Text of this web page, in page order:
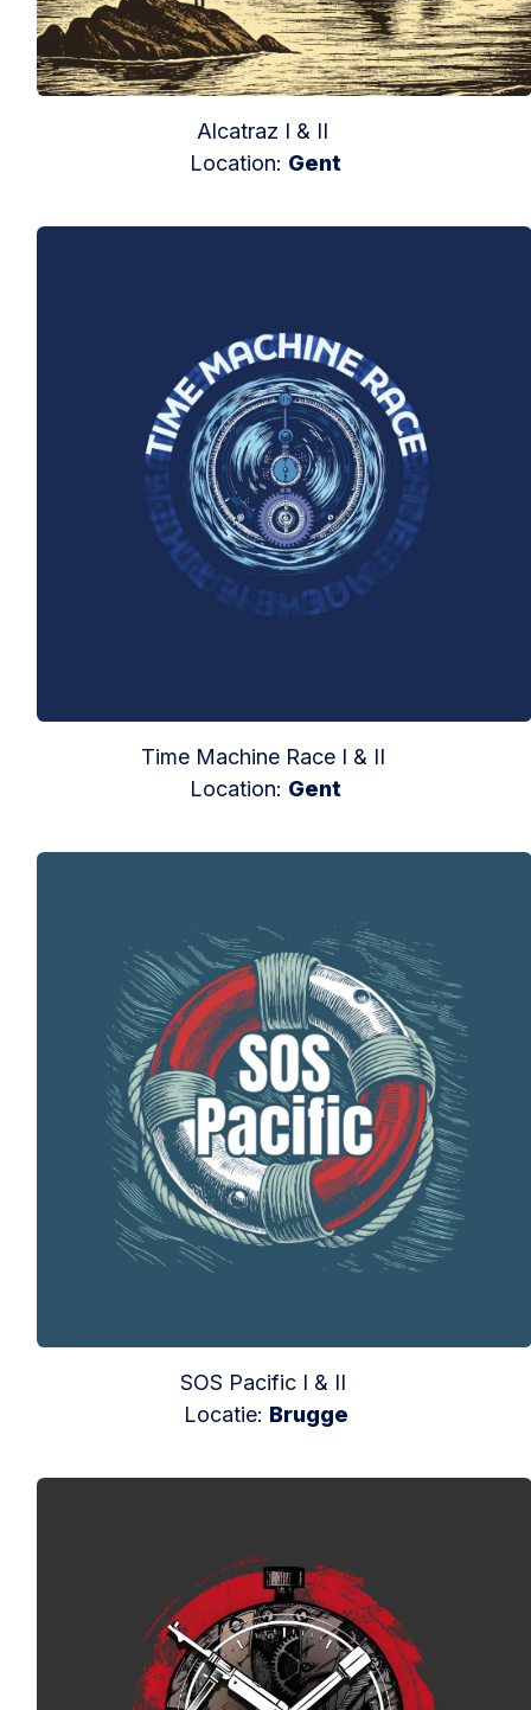
Alcatraz I & II
Location: Gent
Time Machine Race I & II
Location: Gent
SOS Pacific I & II
Locatie: Brugge